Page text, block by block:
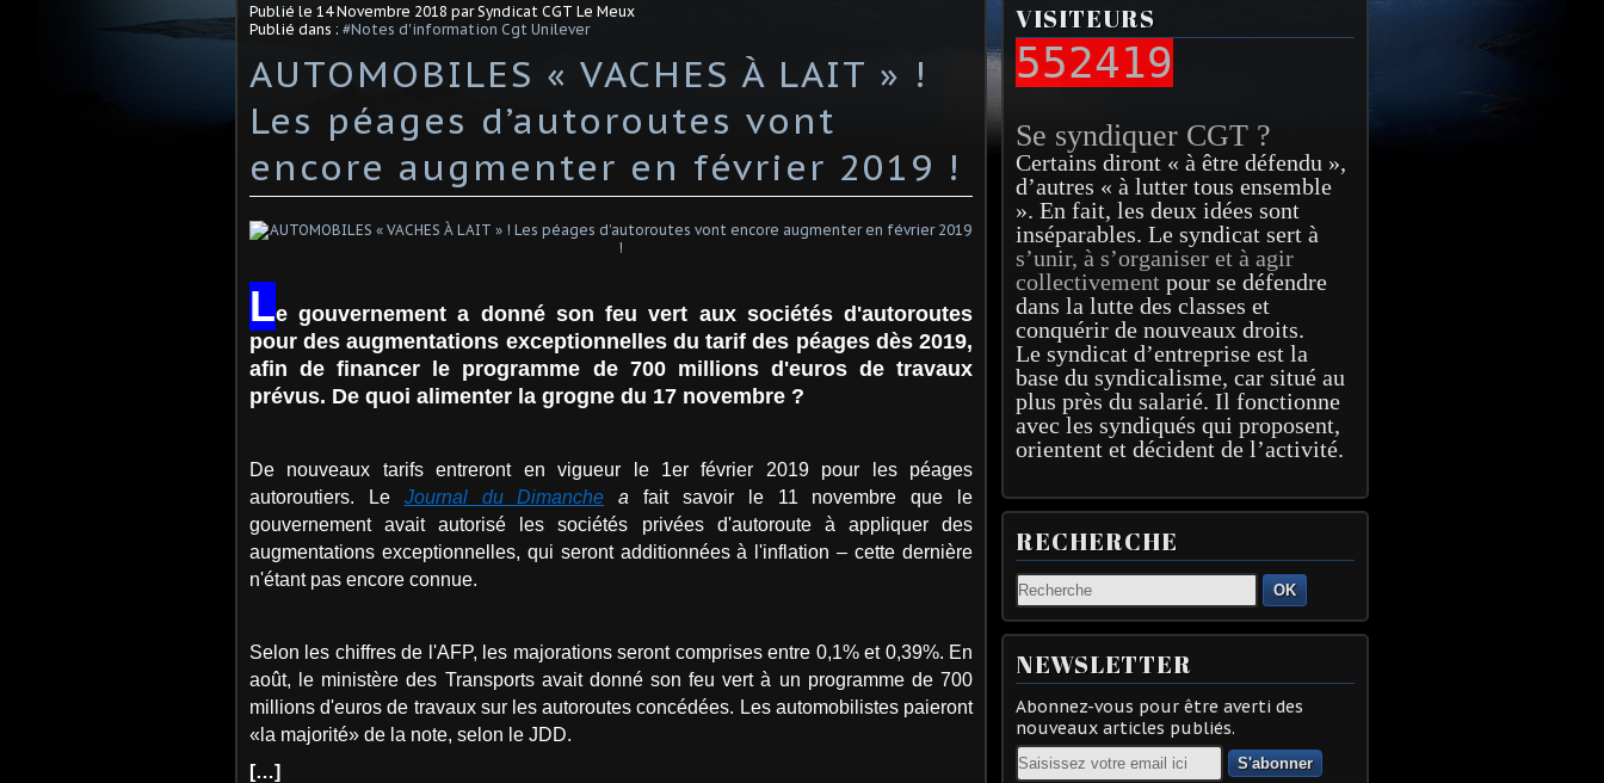
Publié le 14 Novembre 2018 par Syndicat CGT Le Meux
Publié dans : #Notes d'information Cgt Unilever
AUTOMOBILES « VACHES À LAIT » !
Les péages d’autoroutes vont
encore augmenter en février 2019 !
Le gouvernement a donné son feu vert aux sociétés d'autoroutes
pour des augmentations exceptionnelles du tarif des péages dès 2019,
afin de financer le programme de 700 millions d'euros de travaux
prévus. De quoi alimenter la grogne du 17 novembre ?
De nouveaux tarifs entreront en vigueur le 1er février 2019 pour les péages
autoroutiers. Le Journal du Dimanche afait savoir le 11 novembre que le
gouvernement avait autorisé les sociétés privées d'autoroute à appliquer des
augmentations exceptionnelles, qui seront additionnées à
l'inflation – cette dernière
n'étant pas encore connue.
Selon les chiffres de l'AFP, les majorations seront comprises entre 0,1% et 0,39%. En
août, le ministère des Transports avait donné son feu vert à un programme de 700
millions d'euros de travaux sur les autoroutes concédées. Les automobilistes paieront
«la majorité» de la note, selon le JDD.
[…]
VISITEURS
552419
Se syndiquer CGT ?
Certains diront « à être défendu »,
d’autres « à lutter tous ensemble
». En fait, les deux idées sont
inséparables. Le syndicat sert à
s’unir, à s’organiser et à agir
collectivement pour se défendre
dans la lutte des classes et
conquérir de nouveaux droits.
Le syndicat d’entreprise est la
base du syndicalisme, car situé au
plus près du salarié. Il fonctionne
avec les syndiqués qui proposent,
orientent et décident de l’activité.
RECHERCHE
OK
NEWSLETTER
Abonnez-vous pour être averti des
nouveaux articles publiés.
Email